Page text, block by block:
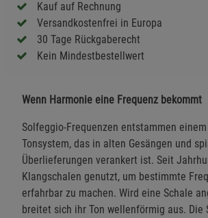
Kauf auf Rechnung
Versandkostenfrei in Europa
30 Tage Rückgaberecht
Kein Mindestbestellwert
Wenn Harmonie eine Frequenz bekommt
Solfeggio-Frequenzen entstammen
Tonsystem, das in alten Gesängen und
Überlieferungen verankert ist. Seit
Klangschalen genutzt, um bestimmte
erfahrbar zu machen. Wird eine Schale
breitet sich ihr Ton wellenförmig aus. Die